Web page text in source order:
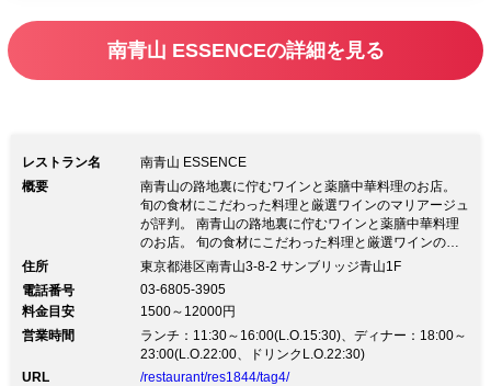
を使い、体と心への優しさにこだわった
コースでございます。 二十四節気と
節を一致させる為に考案されたもので
す。当店ではその「節目」（約二週間に
一回）ごとにメニューを変更し料理を提
供しております。 4種の前菜盛り合わ
せ、海鮮料理、肉料理、食事、デザート
を含む全7品のランチコース。 「身体と
心を癒すこだわりの中国料理」で、「季
節」を感じて頂けましたら幸いでござい
南青山 ESSENCEの詳細を見る
レストラン名
南青山 ESSENCE
概要
南青山の路地裏に佇むワインと薬膳中華料理のお店。
旬の食材にこだわった料理と厳選ワインのマリアージュ
が評判。 南青山の路地裏に佇むワインと薬膳中華料理
のお店。 旬の食材にこだわった料理と厳選ワインのマ
リアージュが評判。南青山の路地裏に店を構える中華料
料を使用しない健康に配慮した料理が並ぶ。新鮮な食材
にこだわり、野菜は栃木県足利市の自家農園で栽培。魚
介は築地を中心に、季節に応じて日光の鱒や東松島の牡
蠣を産地より直送する。コース料理は一皿ずつ提供する
スタイルで、ソムリエが厳選したワインとのマリアージ
住所
東京都港区南青山3-8-2 サンブリッジ青山1F
電話番号
03-6805-3905
料金目安
1500～12000円
営業時間
ランチ：11:30～16:00(L.O.15:30)、ディナー：18:00～
23:00(L.O.22:00、ドリンクL.O.22:30)
URL
/restaurant/res1844/tag4/